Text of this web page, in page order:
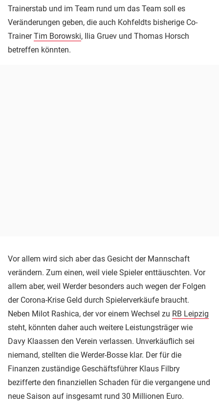
Trainerstab und im Team rund um das Team soll es
Veränderungen geben, die auch Kohfeldts bisherige Co-
TrainerTim Borowski, Ilia Gruev und Thomas Horsch
betreffen könnten.
Vor allem wird sich aber das Gesicht der Mannschaft
verändern. Zum einen, weil viele Spieler enttäuschten. Vor
allem aber, weil Werder besonders auch wegen der Folgen
der Corona-Krise Geld durch Spielerverkäufe braucht.
Neben Milot Rashica, der vor einem Wechsel zu RB Leipzig
steht, könnten daher auch weitere Leistungsträger wie
Davy Klaassen den Verein verlassen. Unverkäuflich sei
niemand, stellten die Werder-Bosse klar. Der für die
Finanzen zuständige Geschäftsführer Klaus Filbry
bezifferte den finanziellen Schaden für die vergangene und
neue Saison auf insgesamt rund 30 Millionen Euro.